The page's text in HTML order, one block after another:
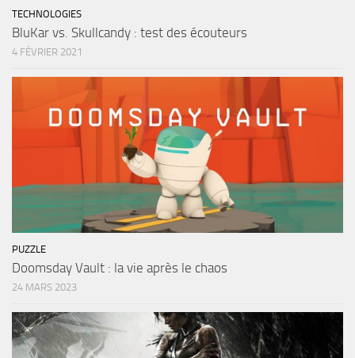
TECHNOLOGIES
BluKar vs. Skullcandy : test des écouteurs
4 FÉVRIER 2021
PUZZLE
Doomsday Vault : la vie après le chaos
24 MARS 2023